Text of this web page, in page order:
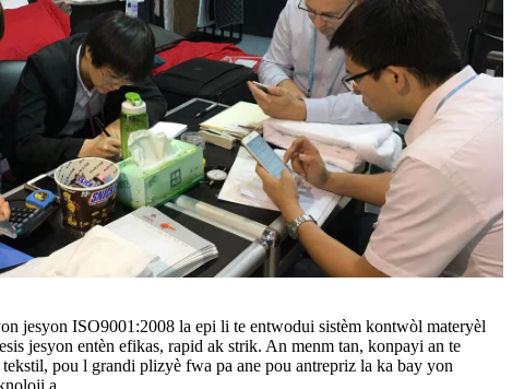
jesyon ISO9001:2008 la epi li te entwodui sistèm kontwòl materyèl
jesyon entèn efikas, rapid ak strik. An menm tan, konpayi an te
pou l grandi plizyè fwa pa ane pou antrepriz la ka bay yon